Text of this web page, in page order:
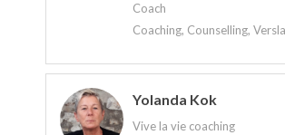
Coach
Coaching, Counselling,
Yolanda Kok
Vive la vie coaching